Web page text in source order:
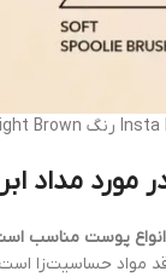
مورد مداد
انواع پوست مناسب
مواد حساسیت‌زا است،